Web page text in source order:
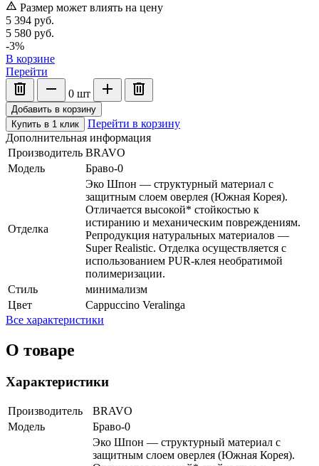
Размер может влиять на цену
5 394 руб.
5 580 руб.
-3%
В корзине
Перейти
0 шт
Добавить в корзину
Купить в 1 клик
Перейти в корзину
Дополнительная информация
Производитель BRAVO
Модель
Браво-0
Отделка
Эко Шпон — структурный материал с
защитным слоем оверлея (Южная Корея).
Отличается высокой* стойкостью к
истиранию и механическим повреждениям.
Репродукция натуральных материалов —
Super Realistic. Отделка осуществляется с
использованием PUR-клея необратимой
полимеризации.
Стиль
минимализм
Цвет
Cappuccino Veralinga
Все характеристики
О товаре
Характеристики
Производитель
BRAVO
Модель
Браво-0
Эко Шпон — структурный материал с
защитным слоем оверлея (Южная Корея).